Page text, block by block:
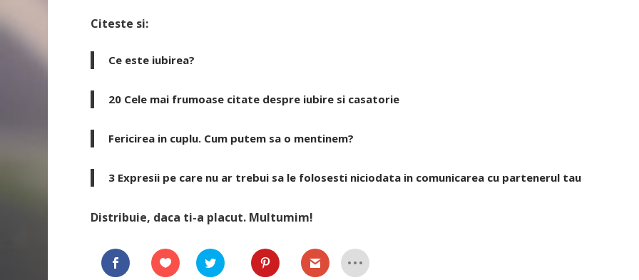
Citeste si:
Ce este iubirea?
20 Cele mai frumoase citate despre iubire si casatorie
Fericirea in cuplu. Cum putem sa o mentinem?
3 Expresii pe care nu ar trebui sa le folosesti niciodata in comunicarea cu partenerul tau
Distribuie, daca ti-a placut. Multumim!